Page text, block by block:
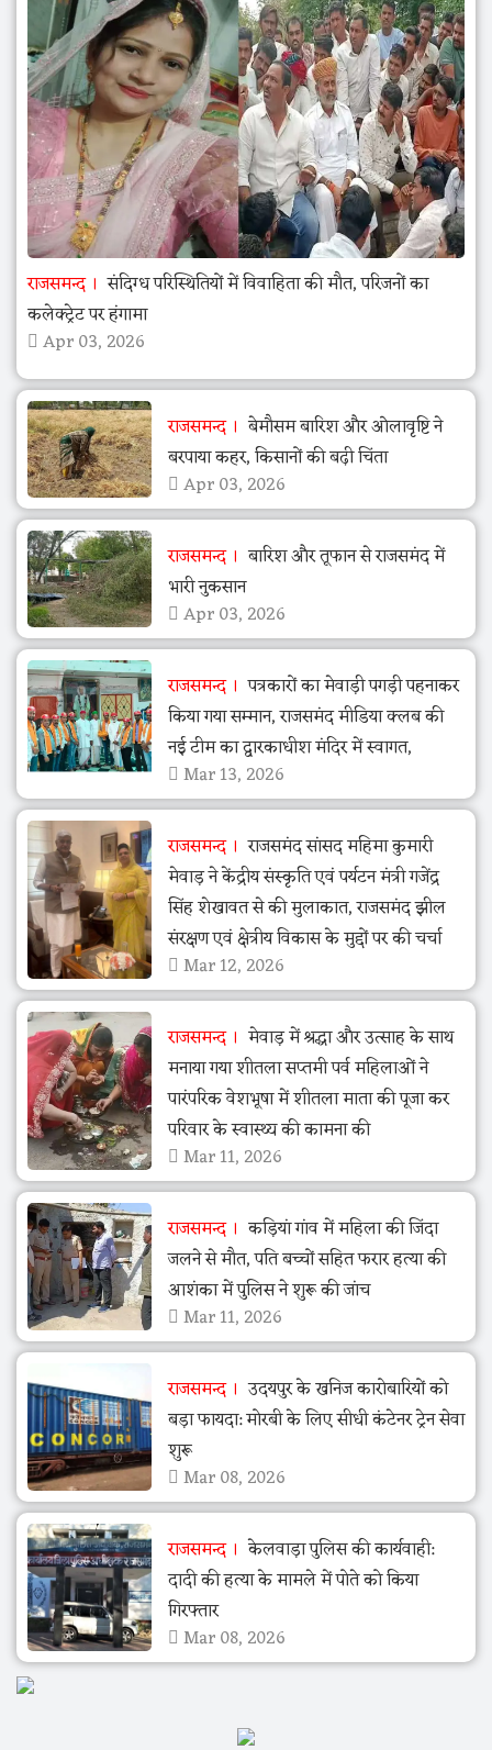
राजसमन्द
संदिग्ध परिस्थितियों में विवाहिता की मौत, परिजनों का
कलेक्ट्रेट पर हंगामा
Apr 03, 2026
राजसमन्द
बेमौसम बारिश और ओलावृष्टि ने
बरपाया कहर, किसानों की बढ़ी चिंता
Apr 03, 2026
राजसमन्द
बारिश और तूफान से राजसमंद में
भारी नुकसान
Apr 03, 2026
राजसमन्द
पत्रकारों का मेवाड़ी पगड़ी पहनाकर
किया गया सम्मान, राजसमंद मीडिया क्लब की
नई टीम का द्वारकाधीश मंदिर में स्वागत,
Mar 13, 2026
राजसमन्द
राजसमंद सांसद महिमा कुमारी
मेवाड़ ने केंद्रीय संस्कृति एवं पर्यटन मंत्री गजेंद्र
सिंह शेखावत से की मुलाकात, राजसमंद झील
संरक्षण एवं क्षेत्रीय विकास के मुद्दों पर की चर्चा
Mar 12, 2026
राजसमन्द
मेवाड़ में श्रद्धा और उत्साह के साथ
मनाया गया शीतला सप्तमी पर्व महिलाओं ने
पारंपरिक वेशभूषा में शीतला माता की पूजा कर
परिवार के स्वास्थ्य की कामना की
Mar 11, 2026
राजसमन्द
कड़ियां गांव में महिला की जिंदा
जलने से मौत, पति बच्चों सहित फरार हत्या की
आशंका में पुलिस ने शुरू की जांच
Mar 11, 2026
राजसमन्द
उदयपुर के खनिज कारोबारियों को
बड़ा फायदा: मोरबी के लिए सीधी कंटेनर ट्रेन सेवा
शुरू
Mar 08, 2026
राजसमन्द
केलवाड़ा पुलिस की कार्यवाही:
दादी की हत्या के मामले में पोते को किया
गिरफ्तार
Mar 08, 2026